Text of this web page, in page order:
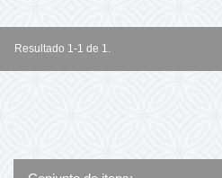
Resultado 1-1 de 1.